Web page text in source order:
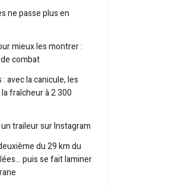
ne passe plus en
mieux les montrer :
combat
avec la canicule, les
fraîcheur à 2 300
traileur sur Instagram
du 29 km du
puis se fait laminer